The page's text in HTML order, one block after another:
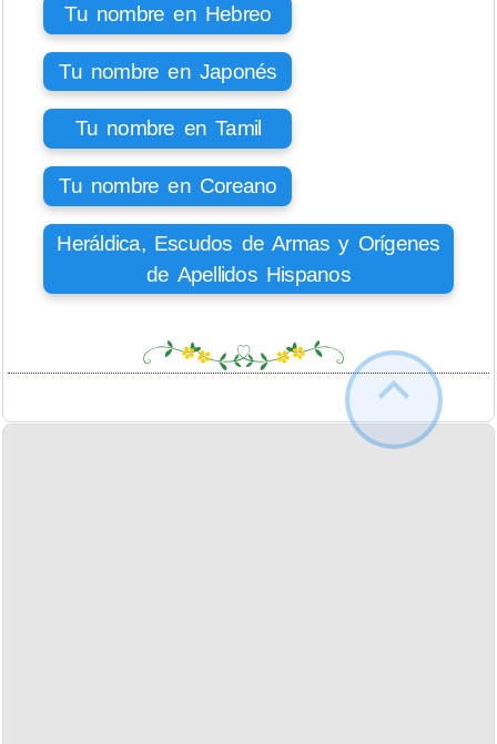
Tu nombre en Hebreo
Tu nombre en Japonés
Tu nombre en Tamil
Tu nombre en Coreano
Heráldica, Escudos de Armas y Orígenes
de Apellidos Hispanos